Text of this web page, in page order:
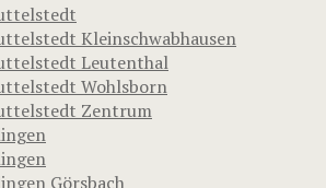
Kleinschwabhausen
Leutenthal
Wohlsborn
Zentrum
Görsbach